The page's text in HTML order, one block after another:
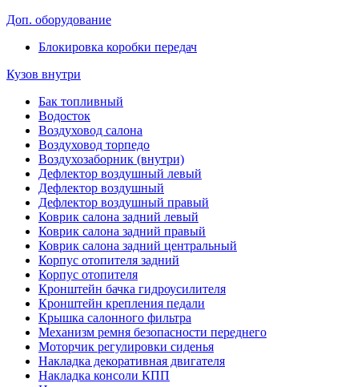
Доп. оборудование
Блокировка коробки передач
Кузов внутри
Бак топливный
Водосток
Воздуховод салона
Воздуховод торпедо
Воздухозаборник (внутри)
Дефлектор воздушный левый
Дефлектор воздушный
Дефлектор воздушный правый
Коврик салона задний левый
Коврик салона задний правый
Коврик салона задний центральный
Корпус отопителя задний
Корпус отопителя
Кронштейн бачка гидроусилителя
Кронштейн крепления педали
Крышка салонного фильтра
Механизм ремня безопасности переднего
Моторчик регулировки сиденья
Накладка декоративная двигателя
Накладка консоли КПП